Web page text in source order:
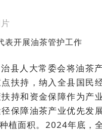
表开展油茶管护工作
人大常委会将油茶
扶持，纳入全县国民
持和资金保障作为产
保障油茶产业优先发
植面积。2024年底，